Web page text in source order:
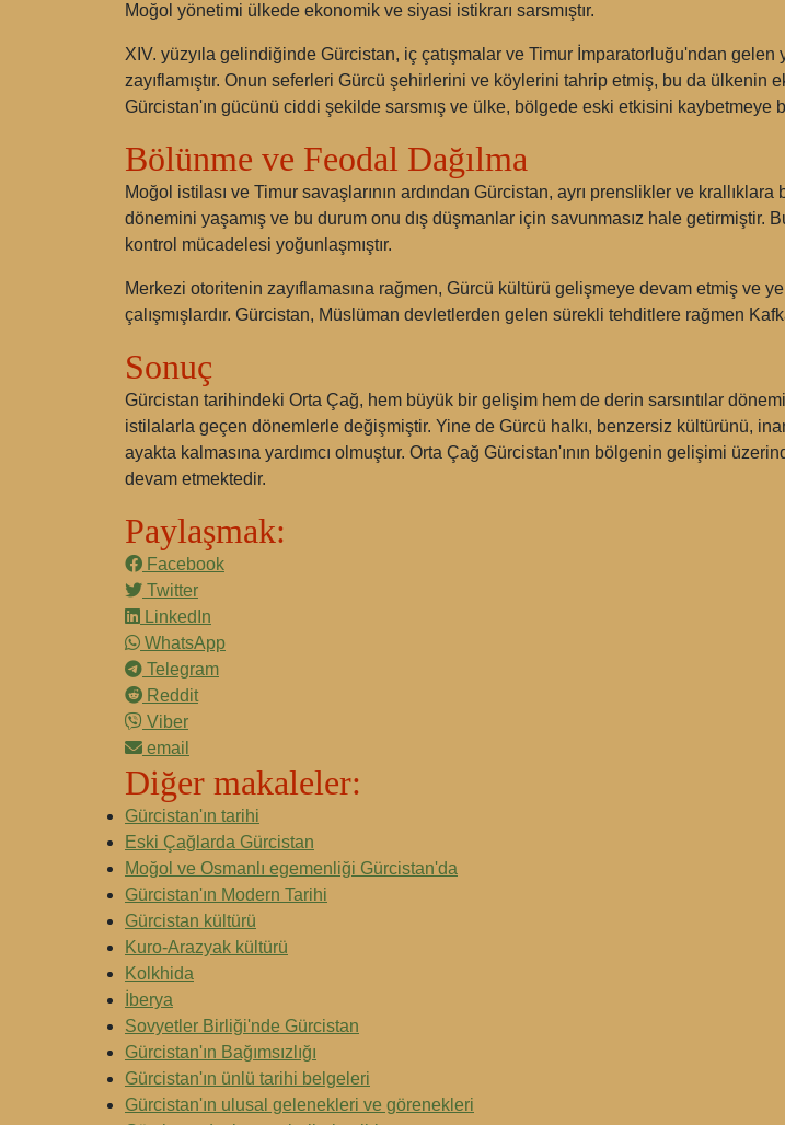
Moğol yönetimi ülkede ekonomik ve siyasi istikrarı sarsmıştır.
XIV. yüzyıla gelindiğinde Gürcistan, iç çatışmalar ve Timur İmparatorluğu'ndan
zayıflamıştır. Onun seferleri Gürcü şehirlerini ve köylerini tahrip etmiş, bu da ülkenin
Gürcistan'ın gücünü ciddi şekilde sarsmış ve ülke, bölgede eski etkisini kaybetmeye
Bölünme ve Feodal Dağılma
Moğol istilası ve Timur savaşlarının ardından Gürcistan, ayrı prenslikler ve
dönemini yaşamış ve bu durum onu dış düşmanlar için savunmasız hale getirmiştir.
kontrol mücadelesi yoğunlaşmıştır.
Merkezi otoritenin zayıflamasına rağmen, Gürcü kültürü gelişmeye devam etmiş ve
çalışmışlardır. Gürcistan, Müslüman devletlerden gelen sürekli tehditlere rağmen
Sonuç
Gürcistan tarihindeki Orta Çağ, hem büyük bir gelişim hem de derin sarsıntılar
istilalarla geçen dönemlerle değişmiştir. Yine de Gürcü halkı, benzersiz kültürünü,
ayakta kalmasına yardımcı olmuştur. Orta Çağ Gürcistan'ının bölgenin gelişimi
devam etmektedir.
Paylaşmak:
Facebook
Twitter
LinkedIn
WhatsApp
Telegram
Reddit
Viber
email
Diğer makaleler:
Gürcistan'ın tarihi
Eski Çağlarda Gürcistan
Moğol ve Osmanlı egemenliği Gürcistan'da
Gürcistan'ın Modern Tarihi
Gürcistan kültürü
Kuro-Arazyak kültürü
Kolkhida
İberya
Sovyetler Birliği'nde Gürcistan
Gürcistan'ın Bağımsızlığı
Gürcistan'ın ünlü tarihi belgeleri
Gürcistan'ın ulusal gelenekleri ve görenekleri